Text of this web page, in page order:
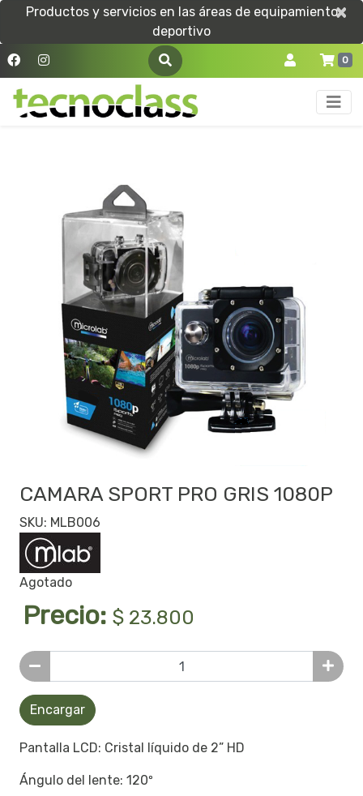
Productos y servicios en las áreas de equipamiento
deportivo
×
×
0
CAMARA SPORT PRO GRIS 1080P
SKU: MLB006
Agotado
Precio: $ 23.800
Encargar
Pantalla LCD: Cristal líquido de 2” HD
Ángulo del lente: 120º